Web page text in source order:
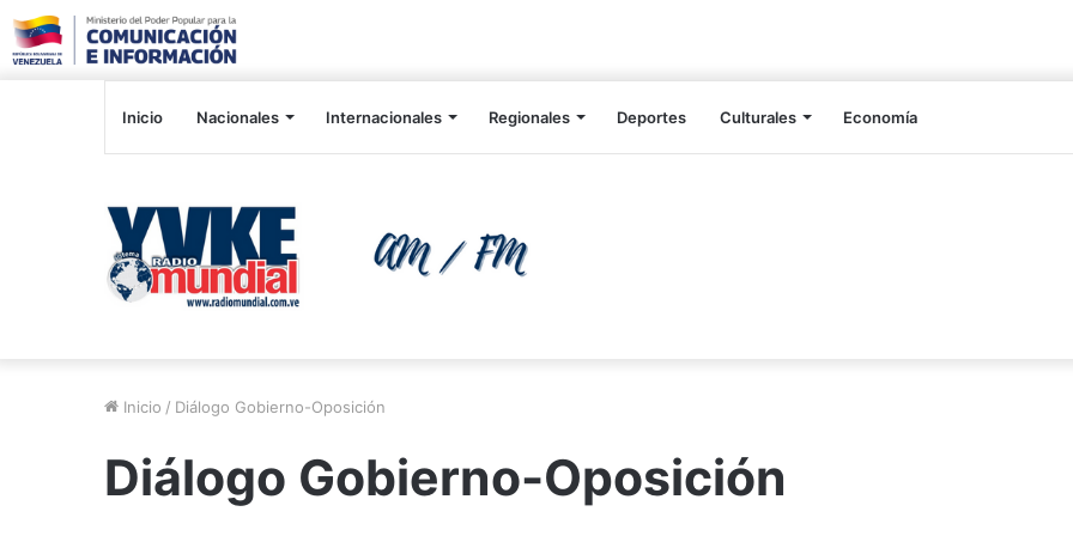
Inicio Nacionales Internacionales Regionales Deportes Culturales Economía
Inicio / Diálogo Gobierno-Oposición
Diálogo Gobierno-Oposición